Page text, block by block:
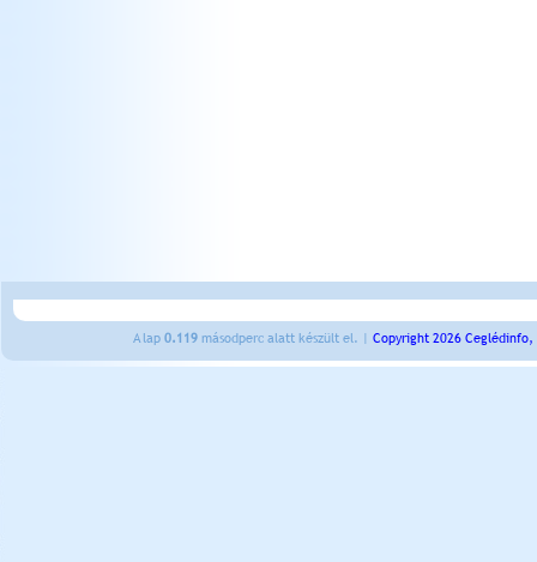
A lap 0.119 másodperc alatt készült el. | Copyright 2026